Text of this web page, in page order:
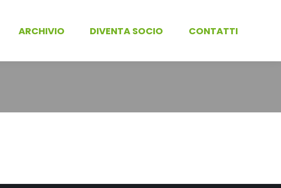
ARCHIVIO DIVENTA SOCIO CONTATTI